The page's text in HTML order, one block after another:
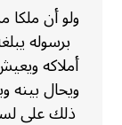
ولو أن
برسوله
أملاکه
ويحال بينه
ذلك على